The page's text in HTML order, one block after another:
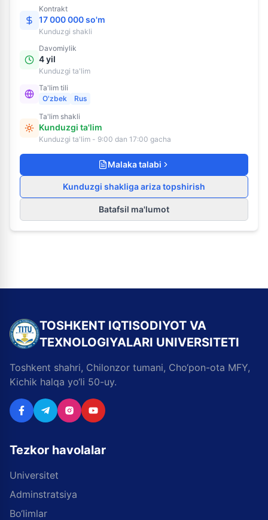
Kontrakt
17 000 000 so'm
Kunduzgi shakli
Davomiylik
4 yil
Kunduzgi ta'lim
Ta'lim tili
O'zbek
Rus
Ta'lim shakli
Kunduzgi ta'lim
Kunduzgi ta'lim - 9:00 dan 17:00 gacha
Malaka talabi
Kunduzgi shakliga ariza topshirish
Batafsil ma'lumot
TOSHKENT IQTISODIYOT VA
TEXNOLOGIYALARI UNIVERSITETI
Toshkent shahri, Chilonzor tumani, Cho‘pon-ota MFY,
Kichik halqa yo‘li 50-uy.
Tezkor havolalar
Universitet
Adminstratsiya
Bo‘limlar